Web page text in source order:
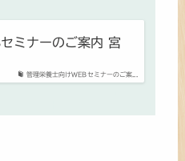
管理栄養士向けWEBセミナーのご案...
ミナーのご案内 宮